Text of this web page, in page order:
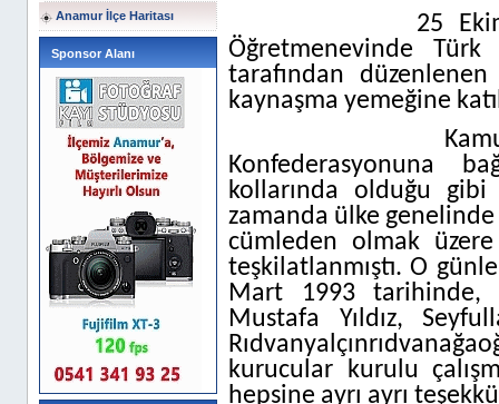
Anamur İlçe Haritası
Sponsor Alanı
25
Öğretmenevinde Türk
tarafından
kaynaşma yemeğine
Konfederasyonuna
kollarında olduğu gibi
zamanda ülke
cümleden olmak
teşkilatlanmıştı. O
Mart 1993 tarihinde,
Mustafa Yıldız,
kurucular kurulu
hepsine ayrı ayrı